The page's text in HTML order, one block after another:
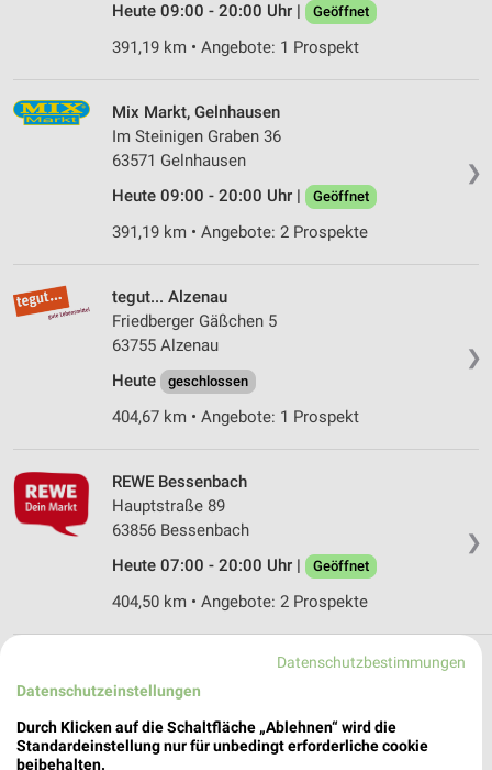
Heute 09:00 - 20:00 Uhr |
Geöffnet
391,19 km • Angebote: 1 Prospekt
❯
Mix Markt, Gelnhausen
Im Steinigen Graben 36
63571 Gelnhausen
Heute 09:00 - 20:00 Uhr |
Geöffnet
391,19 km • Angebote: 2 Prospekte
❯
tegut... Alzenau
Friedberger Gäßchen 5
63755 Alzenau
Heute
geschlossen
404,67 km • Angebote: 1 Prospekt
❯
REWE Bessenbach
Hauptstraße 89
63856 Bessenbach
Heute 07:00 - 20:00 Uhr |
Geöffnet
404,50 km • Angebote: 2 Prospekte
Supermärkte Angebote und Prospekte für
19 Prospekte
Datenschutzbestimmungen
Datenschutzeinstellungen
Durch Klicken auf die Schaltfläche „Ablehnen“ wird die
Standardeinstellung nur für unbedingt erforderliche cookie
beibehalten.